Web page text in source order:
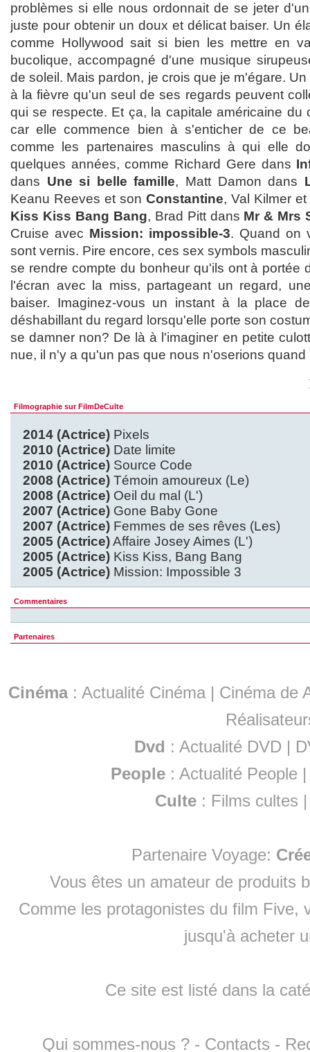
problèmes si elle nous ordonnait de se jeter
juste pour obtenir un doux et délicat baiser. Un
comme Hollywood sait si bien les mettre en
bucolique, accompagné d'une musique
de soleil. Mais pardon, je crois que je m'égare.
à la fièvre qu'un seul de ses regards peuvent
qui se respecte. Et ça, la capitale américaine du
car elle commence bien à s'enticher de ce
comme les partenaires masculins à qui elle
quelques années, comme Richard Gere dans
dans Une si belle famille, Matt Damon dans
Keanu Reeves et son Constantine, Val Kilmer
Kiss Kiss Bang Bang, Brad Pitt dans Mr & Mrs
Cruise avec Mission: impossible-3. Quand on
sont vernis. Pire encore, ces sex symbols
se rendre compte du bonheur qu'ils ont à portée
l'écran avec la miss, partageant un regard,
baiser. Imaginez-vous un instant à la place
déshabillant du regard lorsqu'elle porte son
se damner non? De là à l'imaginer en petite
nue, il n'y a qu'un pas que nous n'oserions
Filmographie sur FilmDeCulte
2014 (Actrice) Pixels
2010 (Actrice) Date limite
2010 (Actrice) Source Code
2008 (Actrice) Témoin amoureux (Le)
2008 (Actrice) Oeil du mal (L')
2007 (Actrice) Gone Baby Gone
2007 (Actrice) Femmes de ses rêves (Les)
2005 (Actrice)Affaire Josey Aimes (L')
2005 (Actrice) Kiss Kiss, Bang Bang
2005 (Actrice) Mission: Impossible 3
Commentaires
Partenaires
Cinéma: Actualité Cinéma | Cinéma de
Dvd : Actualité DVD |
People :Actualité People
Culte : Films cultes
Partenaire Voyage:
Vous êtes un amateur de produits
Comme les protagonistes du film Five,
jusqu'à acheter
Ce site est listé dans la
Qui sommes-nous ? - Contacts -